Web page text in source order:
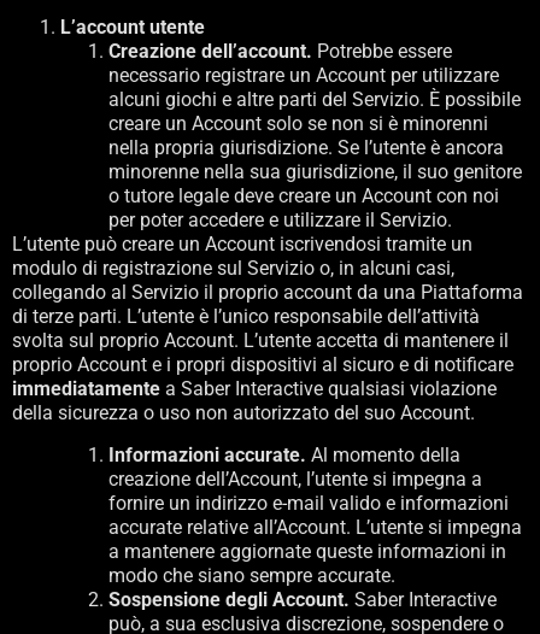
L’account utente
Creazione dell’account. Potrebbe essere
necessario registrare un Account per utilizzare
alcuni giochi e altre parti del Servizio. È possibile
creare un Account solo se non si è minorenni
nella propria giurisdizione. Se l’utente è ancora
minorenne nella sua giurisdizione, il suo genitore
o tutore legale deve creare un Account con noi
per poter accedere e utilizzare il Servizio.
L’utente può creare un Account iscrivendosi tramite un
modulo di registrazione sul Servizio o, in alcuni casi,
collegando al Servizio il proprio account da una Piattaforma
di terze parti. L’utente è l’unico responsabile dell’attività
svolta sul proprio Account. L’utente accetta di mantenere il
proprio Account e i propri dispositivi al sicuro e di notificare
immediatamente a Saber Interactive qualsiasi violazione
della sicurezza o uso non autorizzato del suo Account.
Informazioni accurate. Al momento della
creazione dell’Account, l’utente si impegna a
fornire un indirizzo e-mail valido e informazioni
accurate relative all’Account. L’utente si impegna
a mantenere aggiornate queste informazioni in
modo che siano sempre accurate.
Sospensione degli Account. Saber Interactive
può, a sua esclusiva discrezione, sospendere o